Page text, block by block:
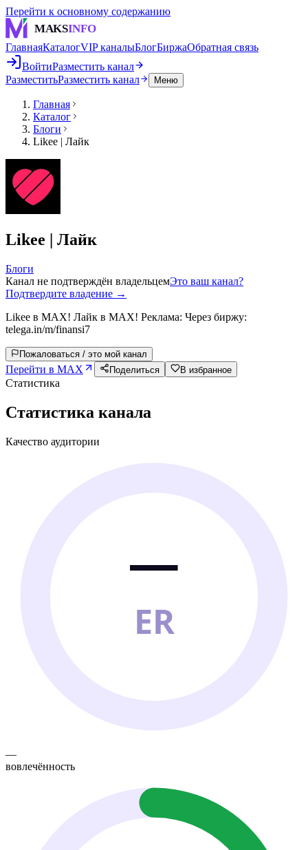
Перейти к основному содержанию
MAKSINFO
ГлавнаяКаталогVIP каналыБлогБиржаОбратная связь
ВойтиРазместить канал
РазместитьРазместить канал Меню
Главная
Каталог
Блоги
Likee | Лайк
Likee | Лайк
Блоги
Канал не подтверждён владельцемЭто ваш канал?
Подтвердите владение →
Likee в MAX! Лайк в MAX! Реклама: Через биржу:
telega.in/m/finansi7
Пожаловаться / это мой канал
Перейти в MAX Поделиться В избранное
Статистика
Статистика канала
Качество аудитории
—
ER
—
вовлечённость